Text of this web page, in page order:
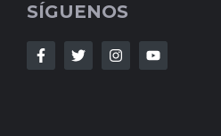
SÍGUENOS